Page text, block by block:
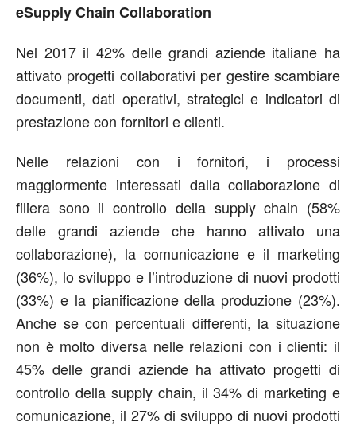
eSupply Chain Collaboration
Nel 2017 il 42% delle grandi aziende italiane ha
attivato progetti collaborativi per gestire scambiare
documenti, dati operativi, strategici e indicatori di
prestazione con fornitori e clienti.
Nelle relazioni con i fornitori, i processi
maggiormente interessati dalla collaborazione di
filiera sono il controllo della supply chain (58%
delle grandi aziende che hanno attivato una
collaborazione), la comunicazione e il marketing
(36%), lo sviluppo e l’introduzione di nuovi prodotti
(33%) e la pianificazione della produzione (23%).
Anche se con percentuali differenti, la situazione
non è molto diversa nelle relazioni con i clienti: il
45% delle grandi aziende ha attivato progetti di
controllo della supply chain, il 34% di marketing e
comunicazione, il 27% di sviluppo di nuovi prodotti